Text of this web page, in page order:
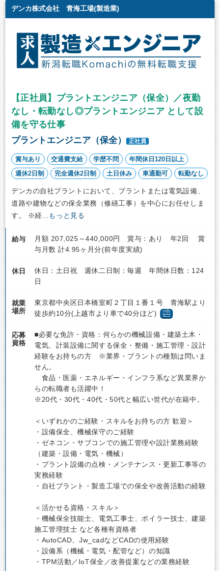
デンカ株式会社 青海工場(製造業)
【正社員】プラントエンジニア（保全）／夜勤
なし・転勤なし◎プラントエンジニア として設
備を守る仕事
プラントエンジニア（保全）
正社員
賞与あり 交通費支給 学歴不問
年間休日120日以上
週休2日制
完全週休2日制 土日休み 車通勤可 転勤なし
デンカの自社プラントにおいて、プラントまたは電気設備、
道路や建物などの保全業務（修繕工事）を中心にお任せしま
す。 ※経... もっと見る
給与
月額 207,025～440,000円 賞与：あり 年2回 賞
与月数 計4.95ヶ月分(前年度実績)
休日
休日：土日祝 週休二日制：毎週 年間休日数：124
日
就業
場所
東京都中央区日本橋室町２丁目１番１号 青海駅より
徒歩約10分(上越市より車で40分ほど)
応募
資格
■必要な免許・資格：何らかの機械設備・建築土木・
電気、計装設備に関する保全・整備・施工管理・設計
経験をお持ちの方 ※業界・プラントの種類は問いま
せん。
食品・医薬・エネルギー・インフラ系など異業界か
らの転職者も活躍中！
※20代・30代・40代・50代と幅広い世代が在籍中。
＜いずれかのご経験・スキルをお持ちの方 歓迎＞
・設備保全、機械保守のご経験
・ゼネコン・サブコンでの施工管理や設計業務経験
（建築・設備・電気・機械）
・プラント設備の点検・メンテナンス・更新工事等の
実務経験
・自社プラント・製造工場での保全や改善活動の経験
＜活かせる資格・スキル＞
・機械保全技能士、電気工事士、ボイラー技士、建築
施工管理技士 など各種有資格者
・AutoCAD、Jw_cadなどCADの使用経験
・設備系（機械・電気・配管など）の知識
・TPM活動／IoT保全／改善提案などの業務経験